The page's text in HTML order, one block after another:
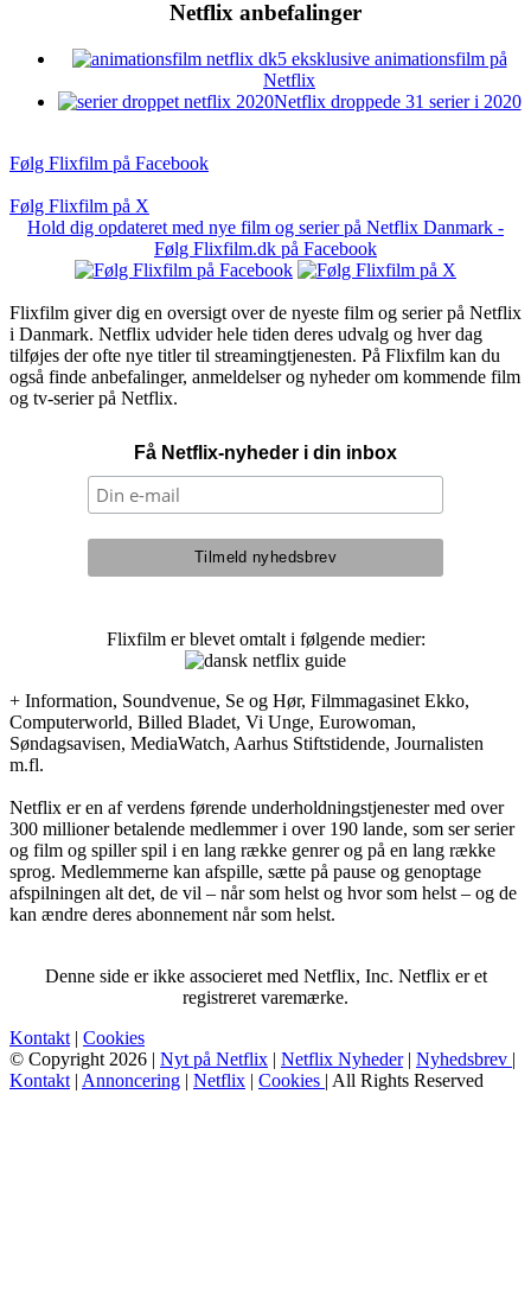
Netflix anbefalinger
5 eksklusive animationsfilm på
Netflix
Netflix droppede 31 serier i 2020
Følg Flixfilm på Facebook
Følg Flixfilm på X
Hold dig opdateret med nye film og serier på Netflix Danmark -
Følg Flixfilm.dk på Facebook
Flixfilm giver dig en oversigt over de nyeste film og serier på Netflix
i Danmark. Netflix udvider hele tiden deres udvalg og hver dag
tilføjes der ofte nye titler til streamingtjenesten. På Flixfilm kan du
også finde anbefalinger, anmeldelser og nyheder om kommende film
og tv-serier på Netflix.
Få Netflix-nyheder i din inbox
Flixfilm er blevet omtalt i følgende medier:
+ Information, Soundvenue, Se og Hør, Filmmagasinet Ekko,
Computerworld, Billed Bladet, Vi Unge, Eurowoman,
Søndagsavisen, MediaWatch, Aarhus Stiftstidende, Journalisten
m.fl.
Netflix er en af verdens førende underholdningstjenester med over
300 millioner betalende medlemmer i over 190 lande, som ser serier
og film og spiller spil i en lang række genrer og på en lang række
sprog. Medlemmerne kan afspille, sætte på pause og genoptage
afspilningen alt det, de vil – når som helst og hvor som helst – og de
kan ændre deres abonnement når som helst.
Denne side er ikke associeret med Netflix, Inc. Netflix er et
registreret varemærke.
Kontakt | Cookies
© Copyright 2026 | Nyt på Netflix | Netflix Nyheder| Nyhedsbrev |
Kontakt | Annoncering | Netflix | Cookies | All Rights Reserved